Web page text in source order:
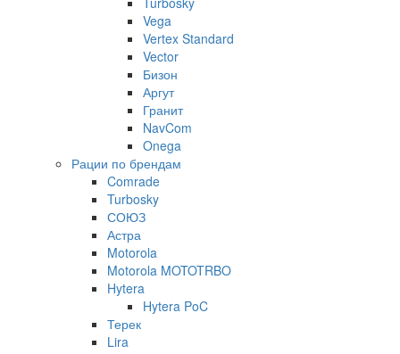
Vega
Vertex Standard
Vector
Бизон
Аргут
Гранит
NavCom
Onega
Рации по брендам
Comrade
Turbosky
СОЮЗ
Астра
Motorola
Motorola MOTOTRBO
Hytera
Hytera PoC
Терек
Lira